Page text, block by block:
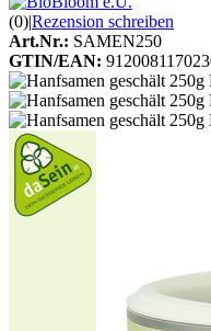
(0)|Rezension schreiben
Art.Nr.: SAMEN250
GTIN/EAN: